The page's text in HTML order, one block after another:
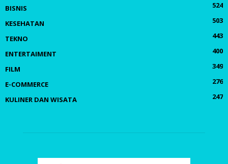
BISNIS
524
KESEHATAN
503
TEKNO
443
ENTERTAIMENT
400
FILM
349
E-COMMERCE
276
KULINER DAN WISATA
247